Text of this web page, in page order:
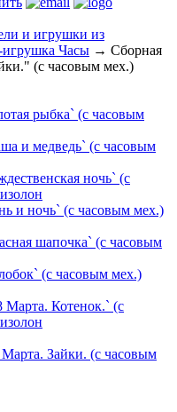
и игрушки из
игрушка Часы → Сборная
(с часовым мех.)